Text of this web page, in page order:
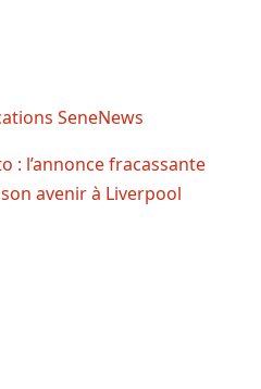
: l’annonce fracassante
avenir à Liverpool